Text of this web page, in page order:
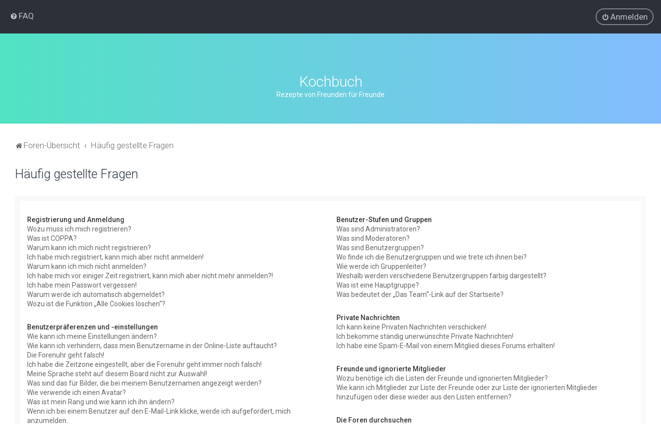
FAQ Anmelden
Kochbuch
Rezepte von Freunden für Freunde
Foren-Übersicht Häufig gestellte Fragen
Häufig gestellte Fragen
Registrierung und Anmeldung
Wozu muss ich mich registrieren?
Was ist COPPA?
Warum kann ich mich nicht registrieren?
Ich habe mich registriert, kann mich aber nicht anmelden!
Warum kann ich mich nicht anmelden?
Ich habe mich vor einiger Zeit registriert, kann mich aber nicht mehr anmelden?!
Ich habe mein Passwort vergessen!
Warum werde ich automatisch abgemeldet?
Wozu ist die Funktion „Alle Cookies löschen“?
Benutzerpräferenzen und -einstellungen
Wie kann ich meine Einstellungen ändern?
Wie kann ich verhindern, dass mein Benutzername in der Online-Liste auftaucht?
Die Forenuhr geht falsch!
Ich habe die Zeitzone eingestellt, aber die Forenuhr geht immer noch falsch!
Meine Sprache steht auf diesem Board nicht zur Auswahl!
Was sind das für Bilder, die bei meinem Benutzernamen angezeigt werden?
Wie verwende ich einen Avatar?
Was ist mein Rang und wie kann ich ihn ändern?
Wenn ich bei einem Benutzer auf den E-Mail-Link klicke, werde ich aufgefordert, mich
anzumelden.
Benutzer-Stufen und Gruppen
Was sind Administratoren?
Was sind Moderatoren?
Was sind Benutzergruppen?
Wo finde ich die Benutzergruppen und wie trete ich ihnen bei?
Wie werde ich Gruppenleiter?
Weshalb werden verschiedene Benutzergruppen farbig dargestellt?
Was ist eine Hauptgruppe?
Was bedeutet der „Das Team“-Link auf der Startseite?
Private Nachrichten
Ich kann keine Privaten Nachrichten verschicken!
Ich bekomme ständig unerwünschte Private Nachrichten!
Ich habe eine Spam-E-Mail von einem Mitglied dieses Forums erhalten!
Freunde und ignorierte Mitglieder
Wozu benötige ich die Listen der Freunde und ignorierten Mitglieder?
Wie kann ich Mitglieder zur Liste der Freunde oder zur Liste der ignorierten Mitglieder
hinzufügen oder diese wieder aus den Listen entfernen?
Die Foren durchsuchen